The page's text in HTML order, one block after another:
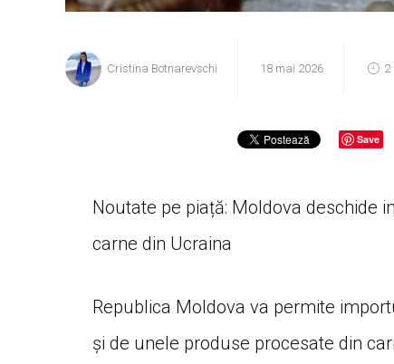
Cristina Botnarevschi 18 mai 2026 2
Save
Noutate pe piață: Moldova deschide
carne din Ucraina
Republica Moldova va permite
și de unele produse procesate din